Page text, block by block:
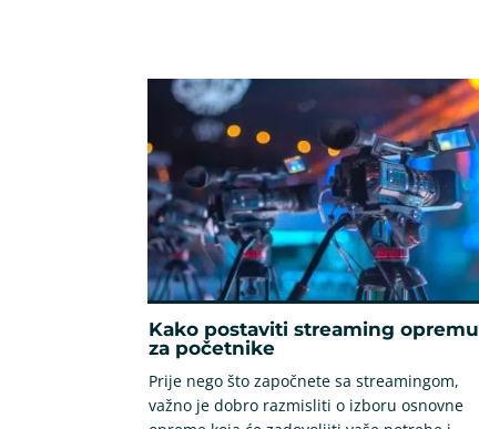
Kako postaviti streaming opremu
za početnike
Prije nego što započnete sa streamingom,
važno je dobro razmisliti o izboru osnovne